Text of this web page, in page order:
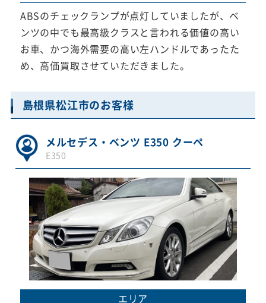
ABSのチェックランプが点灯していましたが、ベ
ンツの中でも最高級クラスと言われる価値の高い
お車、かつ海外需要の高い左ハンドルであったた
め、高価買取させていただきました。
島根県松江市のお客様
メルセデス・ベンツ E350 クーペ
E350
エリア